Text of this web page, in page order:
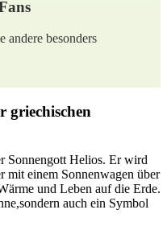
besonders
griechischen⁢
Sonnengott Helios. Er wird⁢
mit einem⁤ Sonnenwagen‌ über
und Leben⁢ auf die Erde.
auch ein Symbol